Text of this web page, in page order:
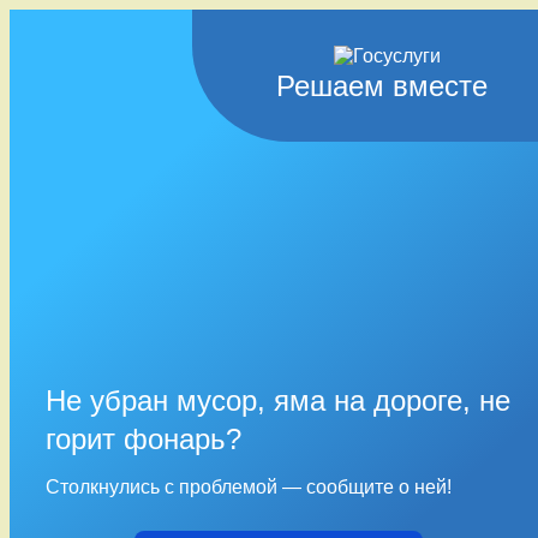
Решаем вместе
Не убран мусор, яма на дороге, не
горит фонарь?
Столкнулись с проблемой — сообщите о ней!